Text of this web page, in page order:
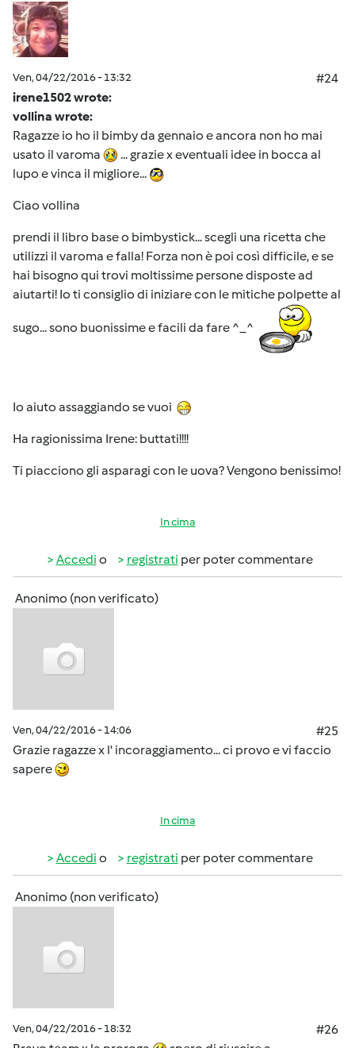
Ven, 04/22/2016 - 13:32
#24
irene1502 wrote:
vollina wrote:
Ragazze io ho il bimby da gennaio e ancora non ho mai
usato il varoma
... grazie x eventuali idee in bocca al
lupo e vinca il migliore...
Ciao vollina
prendi il libro base o bimbystick... scegli una ricetta che
utilizzi il varoma e falla! Forza non è poi così difficile, e se
hai bisogno qui trovi moltissime persone disposte ad
aiutarti! Io ti consiglio di iniziare con le mitiche polpette al
sugo... sono buonissime e facili da fare ^_^
Io aiuto assaggiando se vuoi
Ha ragionissima Irene: buttati!!!!
Ti piacciono gli asparagi con le uova? Vengono benissimo!
In cima
Accedi o registrati per poter commentare
Anonimo (non verificato)
Ven, 04/22/2016 - 14:06
#25
Grazie ragazze x l' incoraggiamento... ci provo e vi faccio
sapere
In cima
Accedi o registrati per poter commentare
Anonimo (non verificato)
Ven, 04/22/2016 - 18:32
#26